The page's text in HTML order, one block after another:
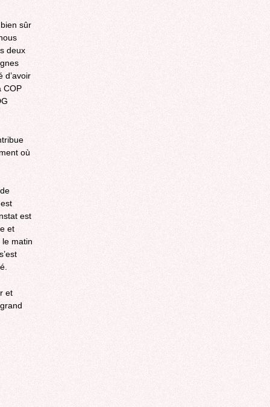
sûr
deux
d’avoir
COP
où
est
et
le matin
et